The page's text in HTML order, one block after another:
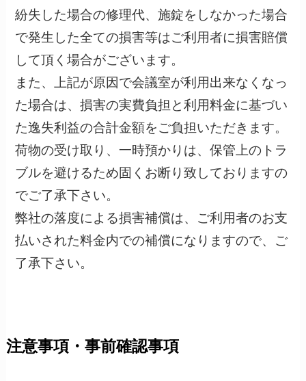
紛失した場合の修理代、施錠をしなかった場合
で発生した全ての損害等はご利用者に損害賠償
して頂く場合がございます。
また、上記が原因で会議室が利用出来なくなっ
た場合は、損害の実費負担と利用料金に基づい
た逸失利益の合計金額をご負担いただきます。
荷物の受け取り、一時預かりは、保管上のトラ
ブルを避けるため固くお断り致しておりますの
でご了承下さい。
弊社の落度による損害補償は、ご利用者のお支
払いされた料金内での補償になりますので、ご
了承下さい。
注意事項・事前確認事項